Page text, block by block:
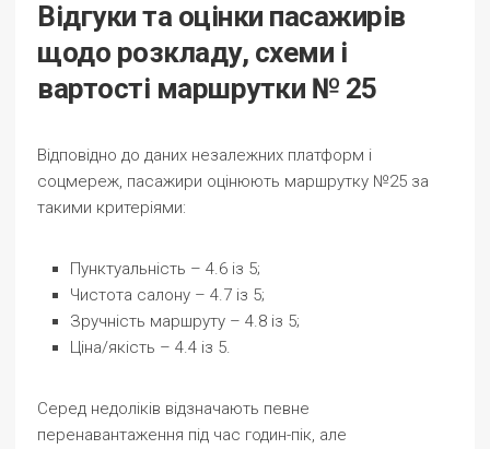
Відгуки та оцінки пасажирів
щодо розкладу, схеми і
вартості маршрутки № 25
Відповідно до даних незалежних платформ і
соцмереж, пасажири оцінюють маршрутку №25 за
такими критеріями:
Пунктуальність – 4.6 із 5;
Чистота салону – 4.7 із 5;
Зручність маршруту – 4.8 із 5;
Ціна/якість – 4.4 із 5.
Серед недоліків відзначають певне
перенавантаження під час годин-пік, але